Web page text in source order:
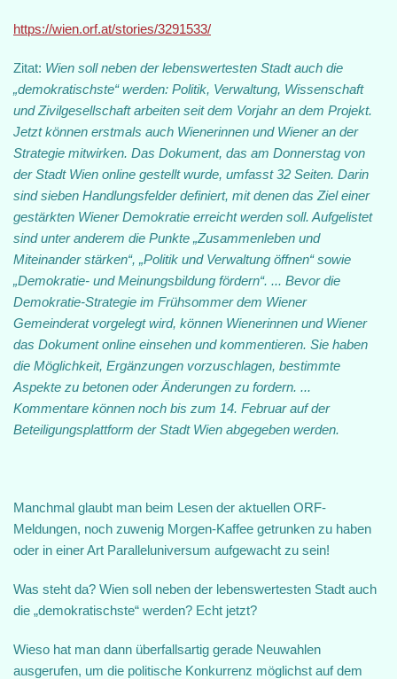
https://wien.orf.at/stories/3291533/
Zitat: Wien soll neben der lebenswertesten Stadt auch die
„demokratischste“ werden: Politik, Verwaltung, Wissenschaft
und Zivilgesellschaft arbeiten seit dem Vorjahr an dem Projekt.
Jetzt können erstmals auch Wienerinnen und Wiener an der
Strategie mitwirken. Das Dokument, das am Donnerstag von
der Stadt Wien online gestellt wurde, umfasst 32 Seiten. Darin
sind sieben Handlungsfelder definiert, mit denen das Ziel einer
gestärkten Wiener Demokratie erreicht werden soll. Aufgelistet
sind unter anderem die Punkte „Zusammenleben und
Miteinander stärken“, „Politik und Verwaltung öffnen“ sowie
„Demokratie- und Meinungsbildung fördern“. ... Bevor die
Demokratie-Strategie im Frühsommer dem Wiener
Gemeinderat vorgelegt wird, können Wienerinnen und Wiener
das Dokument online einsehen und kommentieren. Sie haben
die Möglichkeit, Ergänzungen vorzuschlagen, bestimmte
Aspekte zu betonen oder Änderungen zu fordern. ...
Kommentare können noch bis zum 14. Februar auf der
Beteiligungsplattform der Stadt Wien abgegeben werden.
Manchmal glaubt man beim Lesen der aktuellen ORF-
Meldungen, noch zuwenig Morgen-Kaffee getrunken zu haben
oder in einer Art Paralleluniversum aufgewacht zu sein!
Was steht da? Wien soll neben der lebenswertesten Stadt auch
die „demokratischste“ werden? Echt jetzt?
Wieso hat man dann überfallsartig gerade Neuwahlen
ausgerufen, um die politische Konkurrenz möglichst auf dem